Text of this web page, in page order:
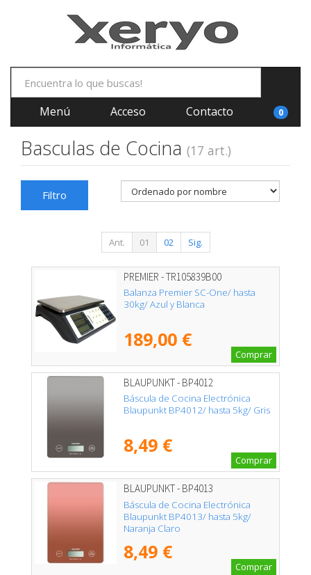
Menú Acceso Contacto 0
Basculas de Cocina (17 art.)
Filtro
Ant. 01 02 Sig.
PREMIER - TR105839B00
Balanza Premier SC-One/ hasta
30kg/ Azul y Blanca
189,00 €
Comprar
BLAUPUNKT - BP4012
Báscula de Cocina Electrónica
Blaupunkt BP4012/ hasta 5kg/ Gris
8,49 €
Comprar
BLAUPUNKT - BP4013
Báscula de Cocina Electrónica
Blaupunkt BP4013/ hasta 5kg/
Naranja Claro
8,49 €
Comprar